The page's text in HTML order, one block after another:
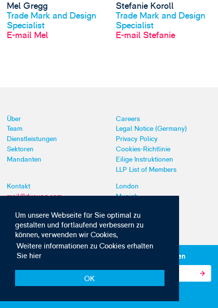
Um unsere Webseite für Sie optimal zu
gestalten und fortlaufend verbessern zu
können, verwenden wir Cookies,
Weitere informationen zu Cookies erhalten
Sie hier
OK
Mel Gregg
Trade Mark and Design
Specialist
E-mail Mel
Profil anschauen
Stefanie Koroll
Trade Mark and Design
Specialist
E-mail Stefanie
Über
Team
Dienstleistungen
Sektoren
Mandanten
Careers
Legal Notice (Germany)
Privacy Policy
Cookies-Richtlinie
Eilige Instruktionen
LLP List of Members
Kontakt
mail@dyoung.com
London
Munich
Abonnieren Sie unsere IP-News und -Kommunikationen